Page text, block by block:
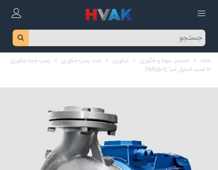
خانه > استخر، سونا و جکوزی > جکوزی > جت پمپ جکوزی > پمپ جت جکوزی
3 اسب استیل امرا EMS50E